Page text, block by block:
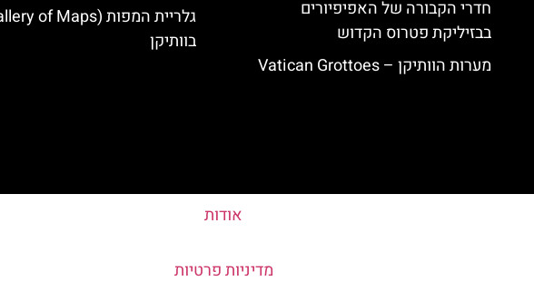
חדרי הקבורה של האפיפיורים
בבזיליקת פטרוס הקדוש
מערות הוותיקן – Vatican Grottoes
בוותיקן
אודות
מדיניות פרטיות